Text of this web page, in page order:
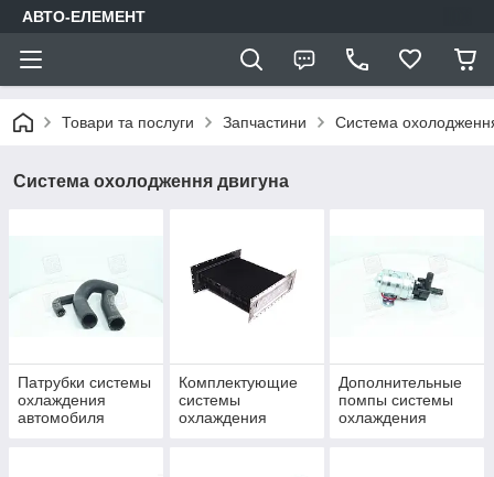
АВТО-ЕЛЕМЕНТ
Товари та послуги Запчастини Система
Система охолодження двигуна
Патрубки системы
охлаждения
автомобиля
Комплектующие
системы
охлаждения
Дополнительные
помпы системы
охлаждения